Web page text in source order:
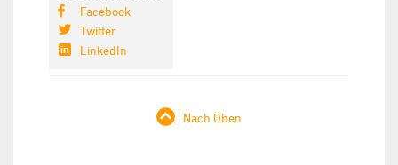
Facebook
Twitter
LinkedIn
Nach Oben